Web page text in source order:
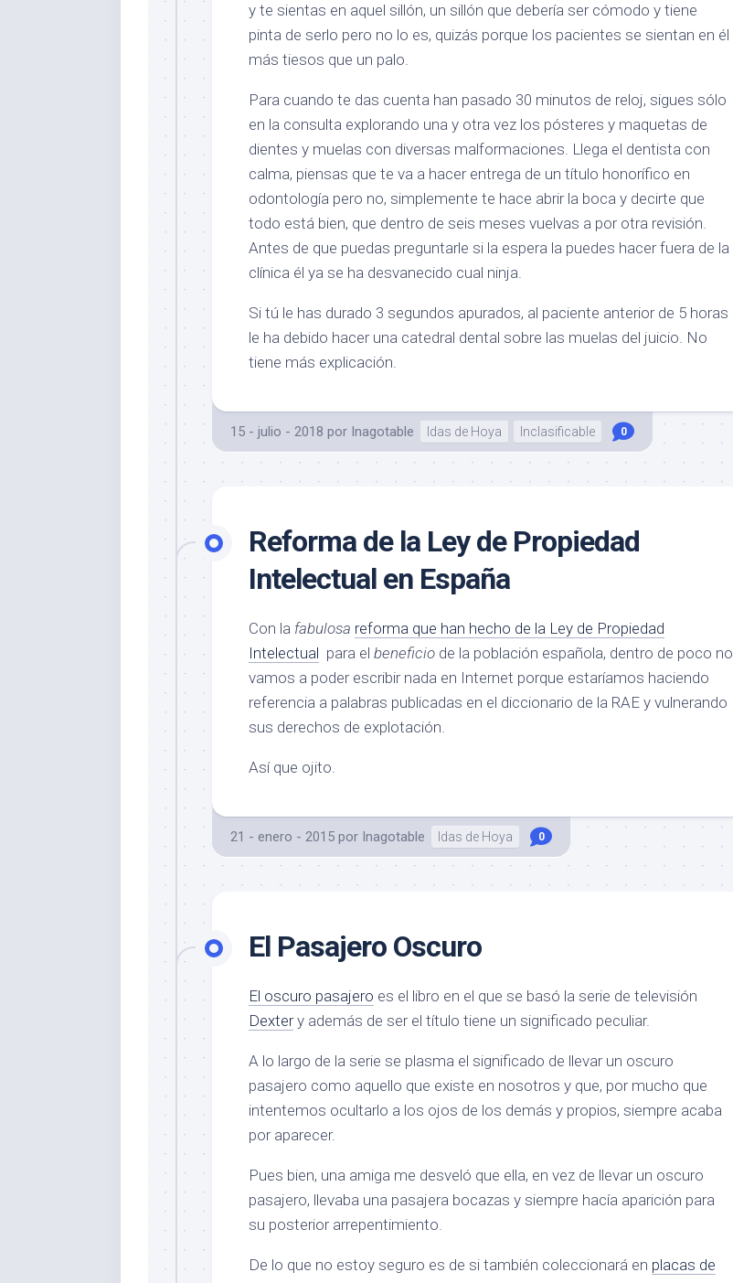
y te sientas en aquel sillón, un sillón que debería ser cómodo y tiene
pinta de serlo pero no lo es, quizás porque los pacientes se sientan en él
más tiesos que un palo.
Para cuando te das cuenta han pasado 30 minutos de reloj, sigues sólo
en la consulta explorando una y otra vez los pósteres y maquetas de
dientes y muelas con diversas malformaciones. Llega el dentista con
calma, piensas que te va a hacer entrega de un título honorífico en
odontología pero no, simplemente te hace abrir la boca y decirte que
todo está bien, que dentro de seis meses vuelvas a por otra revisión.
Antes de que puedas preguntarle si la espera la puedes hacer fuera de la
clínica él ya se ha desvanecido cual ninja.
Si tú le has durado 3 segundos apurados, al paciente anterior de 5 horas
le ha debido hacer una catedral dental sobre las muelas del juicio. No
tiene más explicación.
15 - julio - 2018 por Inagotable Idas de Hoya Inclasificable 0
Reforma de la Ley de Propiedad
Intelectual en España
Con la fabulosa reforma que han hecho de la Ley de Propiedad
Intelectual para el beneficio de la población española, dentro de poco no
vamos a poder escribir nada en Internet porque estaríamos haciendo
referencia a palabras publicadas en el diccionario de la RAE y vulnerando
sus derechos de explotación.
Así que ojito.
21 - enero - 2015 por Inagotable Idas de Hoya 0
El Pasajero Oscuro
El oscuro pasajero es el libro en el que se basó la serie de televisión
Dextery además de ser el título tiene un significado peculiar.
A lo largo de la serie se plasma el significado de llevar un oscuro
pasajero como aquello que existe en nosotros y que, por mucho que
intentemos ocultarlo a los ojos de los demás y propios, siempre acaba
por aparecer.
Pues bien, una amiga me desveló que ella, en vez de llevar un oscuro
pasajero, llevaba una pasajera bocazas y siempre hacía aparición para
su posterior arrepentimiento.
De lo que no estoy seguro es de si también coleccionará en placas de